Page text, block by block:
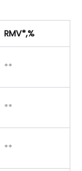
RMV*,%
**
**
**